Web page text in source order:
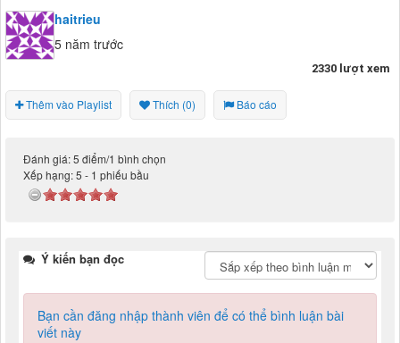
haitrieu
5 năm trước
2330 lượt xem
Thêm vào Playlist Thích (0) Báo cáo
Đánh giá: 5 điểm/1 bình chọn
Xếp hạng:5 - 1 phiếu bầu
Ý kiến bạn đọc
Bạn cần đăng nhập thành viên để có thể bình luận bài
viết này